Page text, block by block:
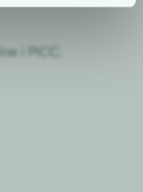
i PICC.